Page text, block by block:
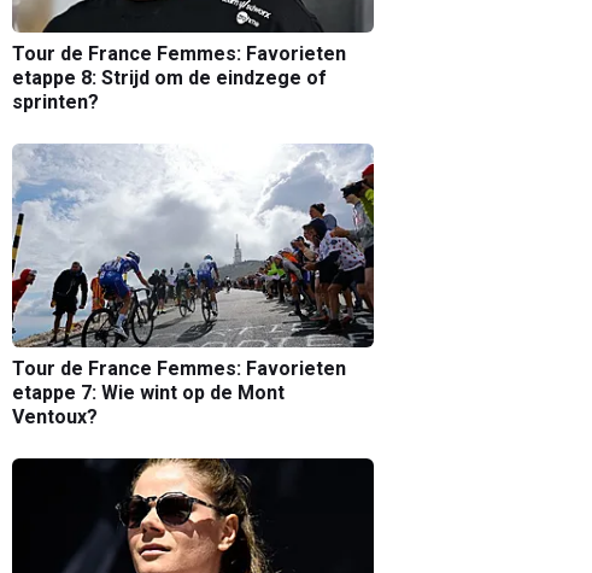
Tour de France Femmes: Favorieten
etappe 8: Strijd om de eindzege of
sprinten?
Tour de France Femmes: Favorieten
etappe 7: Wie wint op de Mont
Ventoux?